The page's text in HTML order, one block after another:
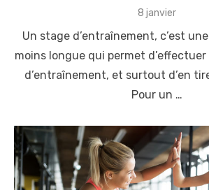
P
s
e
d
o
n
8 janvier
Un stage d’entraînement, c’est
moins longue qui permet
d’entraînement, et surtout d’en
Pour un …